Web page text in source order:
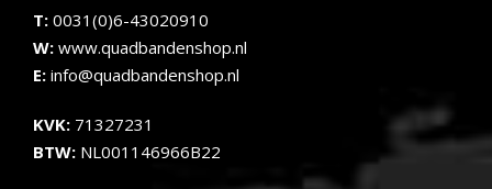
T: 0031(0)6-43020910
W: www.quadbandenshop.nl
E: info@quadbandenshop.nl
KVK: 71327231
BTW: NL001146966B22